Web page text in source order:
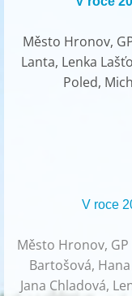
Město Hronov,
Lanta, Lenka
Poled,
V roce
Město Hronov,
Bartošová,
Jana Chladová,